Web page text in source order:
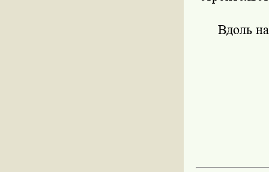
Вдоль